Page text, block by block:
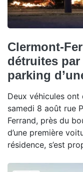
Clermont-
détruites
parking
Deux véhicules
samedi 8 août rue
Ferrand, près du
d’une première
résidence, s’est